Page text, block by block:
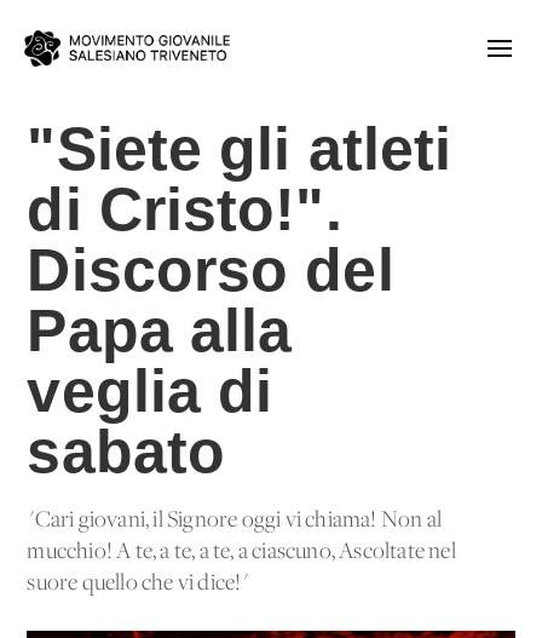
"Siete gli atleti
di Cristo!".
Discorso del
Papa alla
veglia di
sabato
"Cari giovani, il Signore oggi vi chiama! Non al
mucchio! A te, a te, a te, a ciascuno, Ascoltate nel
suore quello che vi dice!"